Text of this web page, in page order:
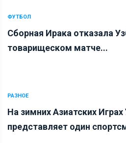
ФУТБОЛ
Сборная Ирака отказала
товарищеском матче...
РАЗНОЕ
На зимних Азиатских Играх
представляет один